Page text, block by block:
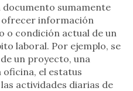
documento sumamente
ofrecer información
o condición actual de un
laboral. Por ejemplo, se
un proyecto, una
el estatus
actividades diarias de